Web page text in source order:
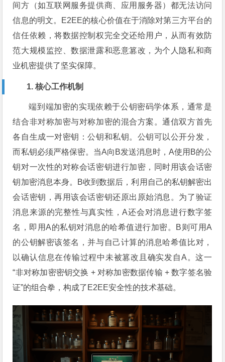
间方（如互联网服务提供商、应用服务器）都无法访问
信息的明文。E2EE的核心价值在于消除对第三方平台的
信任依赖，将数据控制权完全交还给用户，从而有效防
范大规模监控、数据泄露和恶意篡改，为个人隐私和商
业机密提供了坚实保障。
1. 核心工作机制
端到端加密的实现依赖于公钥密码学体系，通常是
结合非对称加密与对称加密的混合方案。通信双方首先
各自生成一对密钥：公钥和私钥。公钥可以公开分发，
而私钥必须严格保密。当A向B发送消息时，A使用B的公
钥对一次性的对称会话密钥进行加密，同时用该会话密
钥加密消息本身。B收到数据后，利用自己的私钥解密出
会话密钥，再用该会话密钥还原出原始消息。为了验证
消息来源的完整性与真实性，A还会对消息进行数字签
名，即用A的私钥对消息的哈希值进行加密。B则可用A
的公钥解密该签名，并与自己计算的消息哈希值比对，
以确认信息在传输过程中未被篡改且确实发自A。这一
“非对称加密密钥交换 + 对称加密数据传输 + 数字签名验
证”的组合拳，构成了E2EE安全性的技术基础。